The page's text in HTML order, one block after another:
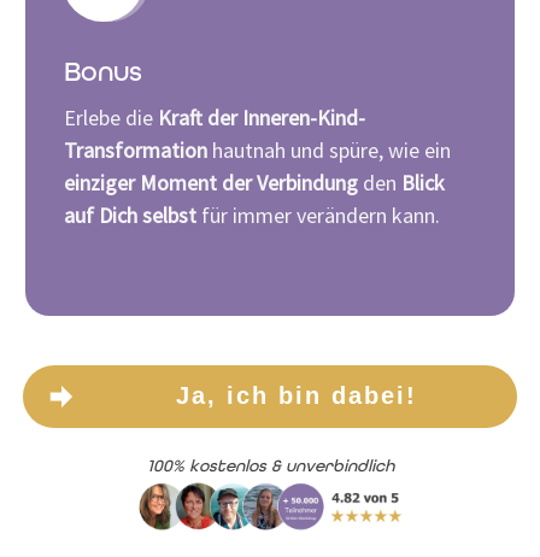
Bonus
Erlebe die Kraft der Inneren-Kind-
Transformation hautnah und spüre, wie ein
einziger Moment der Verbindung den Blick
auf Dich selbst für immer verändern kann.
Ja, ich bin dabei!
100% kostenlos & unverbindlich